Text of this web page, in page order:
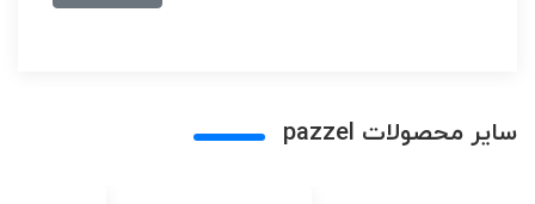
سایر محصولات pazzel